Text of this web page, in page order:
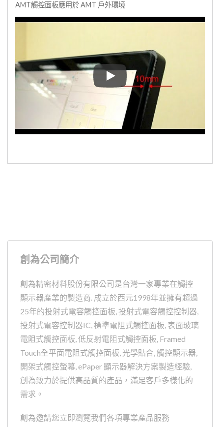
AMT觸控面板應用於 AMT 戶外環境
AMT觸控面板應用於 AMT 戶
創為公司簡介
創為精密材料股份有限公司是台灣一家專業在觸控
顯示器產業的製造商. 成立於西元1998年並擁有超過
25年的投射式電容觸控面板, 投射式電容觸控控制器,
投射式電容控制器IC, 標準電阻式觸控面板, 表面玻璃
電阻式觸控面板, 低反射電阻式觸控面板, Framed
Touch全平面電阻式觸控面板, 光學貼合, 觸控顯示器,
開架式觸控螢幕, ePaper 顯示器解決方案製造經驗,
創為致力於提供高品質的產品，滿足客戶多樣化的
需求。
創為邀請您立即瀏覽我們各項專業產品服務